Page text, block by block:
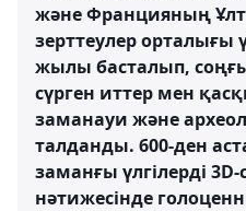
және Францияның
зерттеулер орталығы
жылы басталып,
сүрген иттер мен
заманауи және
талданды. 600-ден
заманғы үлгілерді
нәтижесінде